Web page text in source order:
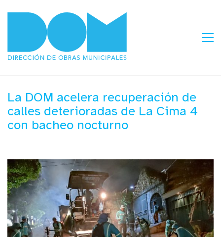
La DOM acelera recuperación de
calles deterioradas de La Cima 4
con bacheo nocturno